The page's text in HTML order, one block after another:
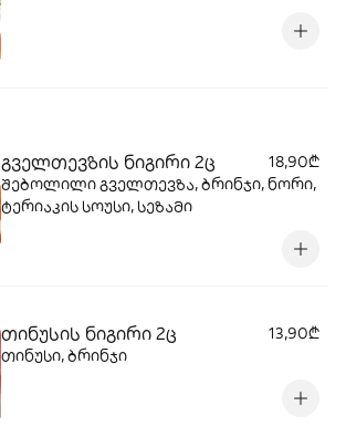
გველთევზის ნიგირი 2ც
18,90₾
შებოლილი გველთევზა, ბრინჯი, ნორი,
ტერიაკის სოუსი, სეზამი
თინუსის ნიგირი 2ც
13,90₾
თინუსი, ბრინჯი